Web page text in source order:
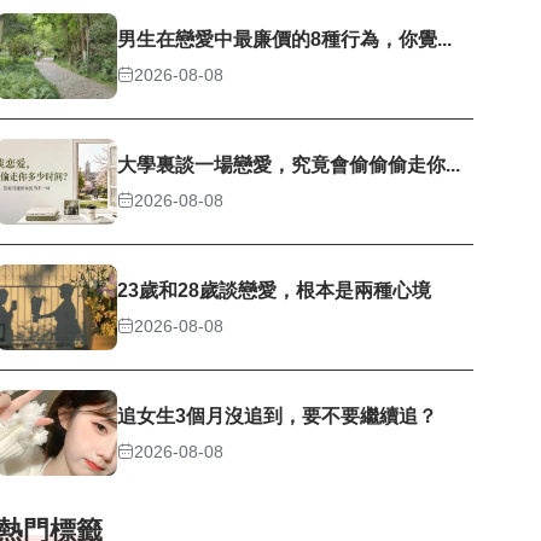
男生在戀愛中最廉價的8種行為，你覺...
2026-08-08
大學裏談一場戀愛，究竟會偷偷偷走你...
2026-08-08
23歲和28歲談戀愛，根本是兩種心境
2026-08-08
追女生3個月沒追到，要不要繼續追？
2026-08-08
門標籤